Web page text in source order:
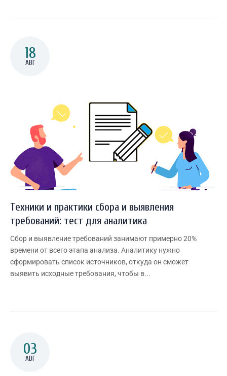
18
АВГ
Техники и практики сбора и выявления
требований: тест для аналитика
Сбор и выявление требований занимают примерно 20%
времени от всего этапа анализа. Аналитику нужно
сформировать список источников, откуда он сможет
выявить исходные требования, чтобы в...
03
АВГ